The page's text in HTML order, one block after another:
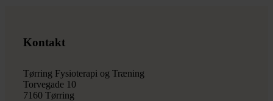
Kontakt
Tørring Fysioterapi og Træning
Torvegade 10
7160 Tørring